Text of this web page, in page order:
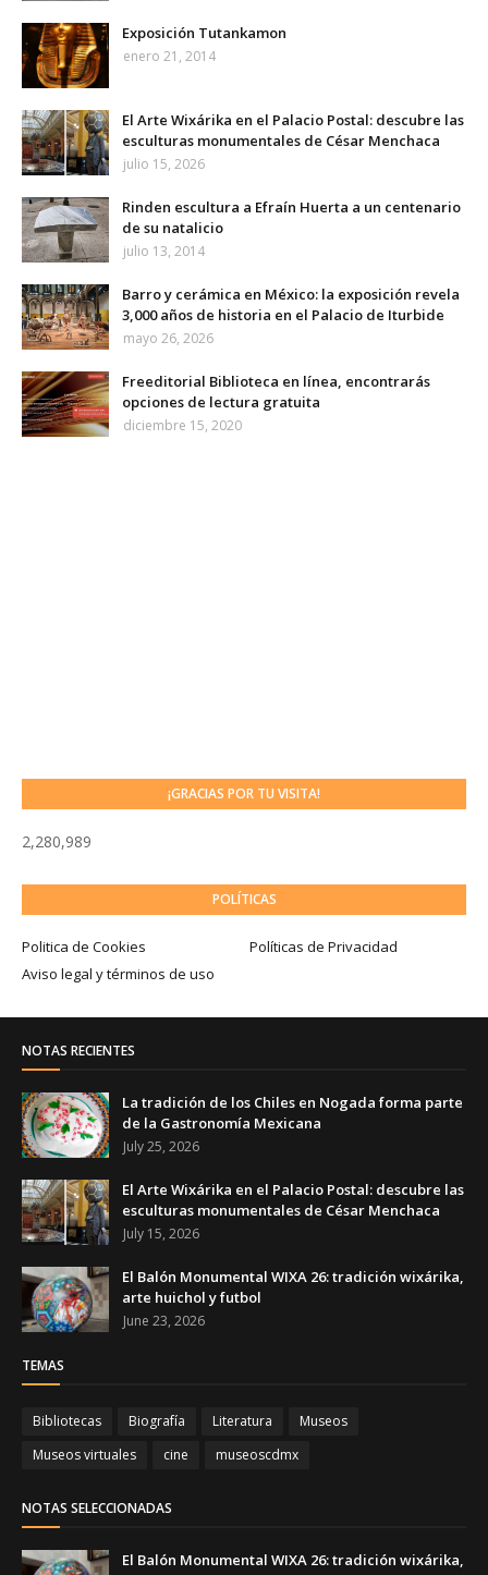
Exposición Tutankamon
enero 21, 2014
El Arte Wixárika en el Palacio Postal: descubre las
esculturas monumentales de César Menchaca
julio 15, 2026
Rinden escultura a Efraín Huerta a un centenario
de su natalicio
julio 13, 2014
Barro y cerámica en México: la exposición revela
3,000 años de historia en el Palacio de Iturbide
mayo 26, 2026
Freeditorial Biblioteca en línea, encontrarás
opciones de lectura gratuita
diciembre 15, 2020
¡GRACIAS POR TU VISITA!
2,280,989
POLÍTICAS
Politica de Cookies
Políticas de Privacidad
Aviso legal y términos de uso
NOTAS RECIENTES
La tradición de los Chiles en Nogada forma parte
de la Gastronomía Mexicana
July 25, 2026
El Arte Wixárika en el Palacio Postal: descubre las
esculturas monumentales de César Menchaca
July 15, 2026
El Balón Monumental WIXA 26: tradición wixárika,
arte huichol y futbol
June 23, 2026
TEMAS
Bibliotecas Biografía Literatura
Museos
Museos virtuales
cine museoscdmx
NOTAS SELECCIONADAS
El Balón Monumental WIXA 26: tradición wixárika,